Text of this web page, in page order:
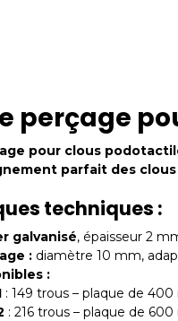
perçage
pour clous
parfait des clous
techniques :
galvanisé, épaisseur 2
: diamètre 10 mm,
:
: 149 trous – plaque de
: 216 trous – plaque de